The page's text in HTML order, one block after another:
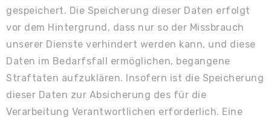
gespeichert. Die Speicherung dieser Daten erfolgt
vor dem Hintergrund, dass nur so der Missbrauch
unserer Dienste verhindert werden kann, und diese
Daten im Bedarfsfall ermöglichen, begangene
Straftaten aufzuklären. Insofern ist die Speicherung
dieser Daten zur Absicherung des für die
Verarbeitung Verantwortlichen erforderlich. Eine